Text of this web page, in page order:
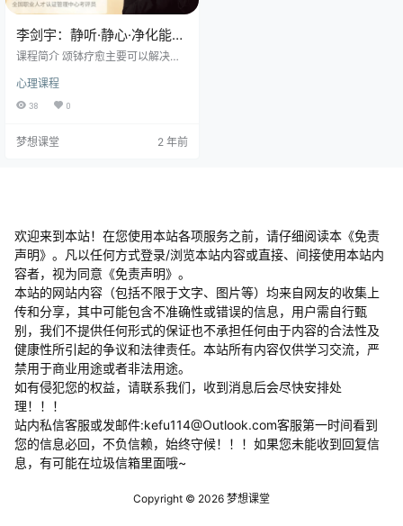
李剑宇：静听·静心·净化能
量，7天颂钵身心疗愈课 视
课程简介 颂钵疗愈主要可以解决哪
不堪，躺下来却久久无法入睡 噩梦-
-梦里充满另自己恐惧和焦虑的人、
息 睡眠中断--睡不了整觉，一夜醒
心理课程
38 0
梦想课堂 2 年前
欢迎来到本站！在您使用本站各项服务之前，请仔细阅读本《免责
声明》。凡以任何方式登录/浏览本站内容或直接、间接使用本站内
容者，视为同意《免责声明》。
本站的网站内容（包括不限于文字、图片等）均来自网友的收集上
传和分享，其中可能包含不准确性或错误的信息，用户需自行甄
别，我们不提供任何形式的保证也不承担任何由于内容的合法性及
健康性所引起的争议和法律责任。本站所有内容仅供学习交流，严
禁用于商业用途或者非法用途。
​如有侵犯您的权益，请联系我们，收到消息后会尽快安排处
理！！！
站内私信客服或发邮件:kefu114@Outlook.com客服第一时间看到
您的信息必回，不负信赖，始终守候！！！如果您未能收到回复信
息，有可能在垃圾信箱里面哦~
Copyright © 2026 梦想课堂